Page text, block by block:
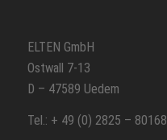
ELTEN GmbH
Ostwall 7-13
D – 47589 Uedem
Tel.: + 49 (0) 2825 – 80168